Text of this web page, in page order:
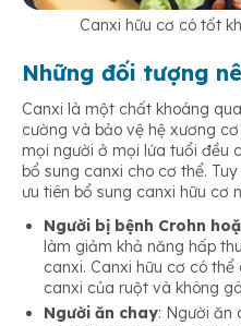
Canxi hữu cơ có tốt
Những đối tượng
Canxi là một chất khoáng
cường và bảo vệ hệ xương
mọi người ở mọi lứa tuổi đều
bổ sung canxi cho cơ thể.
ưu tiên bổ sung canxi hữu cơ
Người bị bệnh Crohn
làm giảm khả năng hấp
canxi. Canxi hữu cơ có
canxi của ruột và không
Người ăn chay: Người ăn